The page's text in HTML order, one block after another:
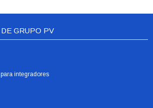
GRUPO PV
integradores